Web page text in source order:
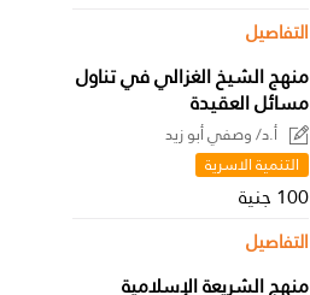
التفاصيل
منهج الشيخ الغزالي في تناول
مسائل العقيدة
أ.د/ وصفي أبو زيد
التنمية الاسرية
100 جنية
التفاصيل
منهج الشريعة الإسلامية